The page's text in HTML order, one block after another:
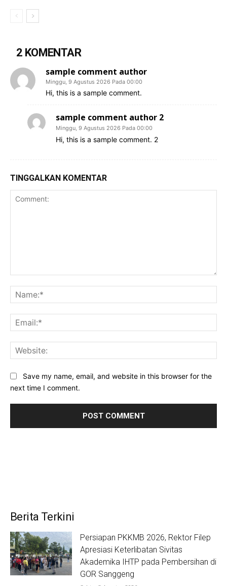
2 KOMENTAR
sample comment author
Minggu, 9 Agustus 2026 Pada 00:00
Hi, this is a sample comment.
sample comment author 2
Minggu, 9 Agustus 2026 Pada 00:00
Hi, this is a sample comment. 2
TINGGALKAN KOMENTAR
Save my name, email, and website in this browser for the
next time I comment.
Berita Terkini
Persiapan PKKMB 2026, Rektor Filep
Apresiasi Keterlibatan Sivitas
Akademika IHTP pada Pembersihan di
GOR Sanggeng